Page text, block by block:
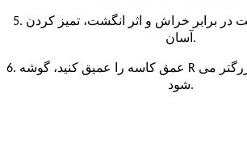
5. درمان سطح مقاومت در برابر خراش و اثر انگشت، تمیز کردن
آسان.
6. عمق کاسه را عمیق کنید، گوشه R کوچک، حجم سینک بزرگتر می
شود.